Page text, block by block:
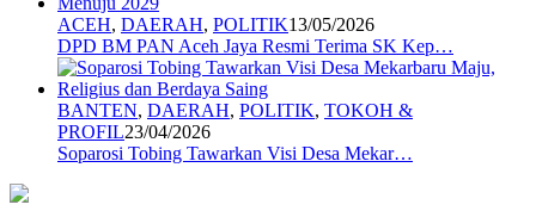
ACEH, DAERAH, POLITIK13/05/2026
DPD BM PAN Aceh Jaya Resmi Terima SK Kep…
BANTEN, DAERAH, POLITIK, TOKOH &
PROFIL23/04/2026
Soparosi Tobing Tawarkan Visi Desa Mekar…